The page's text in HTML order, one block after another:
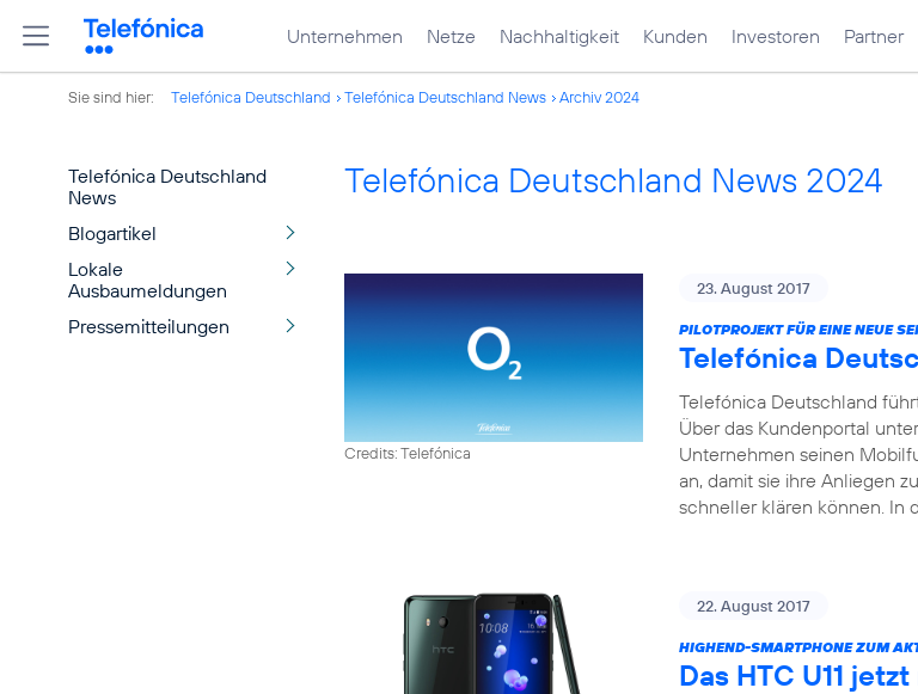
Unternehmen Netze Nachhaltigkeit Kunden Investoren Partner
Sie sind hier: Telefónica Deutschland Telefónica Deutschland News Archiv 2024
Telefónica Deutschland
News
Blogartikel
Lokale
Ausbaumeldungen
Pressemitteilungen
Telefónica Deutschland News 2024
Credits: Telefónica
23. August 2017
PILOTPROJEKT FÜR EINE NEUE
Telefónica
Telefónica Deutschland
Über das Kundenportal
Unternehmen seinen
an, damit sie ihre Anliegen
schneller klären können. In
22. August 2017
HIGHEND-SMARTPHONE ZUM
Das HTC U11